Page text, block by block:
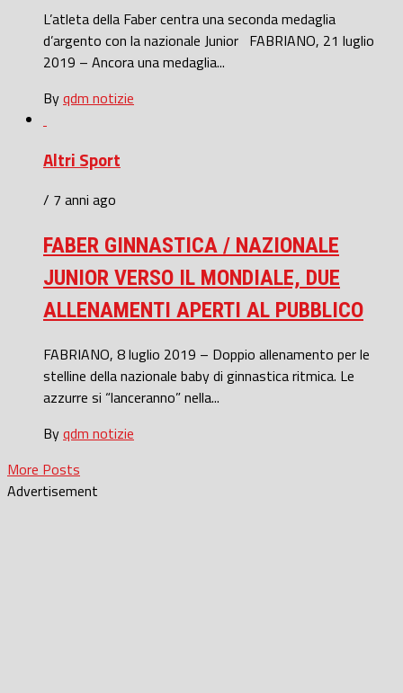
L’atleta della Faber centra una seconda medaglia
d’argento con la nazionale Junior FABRIANO, 21 luglio
2019 – Ancora una medaglia...
Byqdm notizie
Altri Sport
/ 7 anni ago
FABER GINNASTICA / NAZIONALE
JUNIOR VERSO IL MONDIALE, DUE
ALLENAMENTI APERTI AL PUBBLICO
FABRIANO, 8 luglio 2019 – Doppio allenamento per le
stelline della nazionale baby di ginnastica ritmica. Le
azzurre si “lanceranno” nella...
Byqdm notizie
More Posts
Advertisement